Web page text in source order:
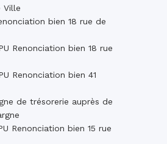
Ville
bien 18 rue de
Renonciation bien 18 rue
Renonciation bien 41
de trésorerie auprès de
Renonciation bien 15 rue